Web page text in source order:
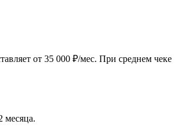
от 35 000 ₽/мес. При среднем чеке
месяца.